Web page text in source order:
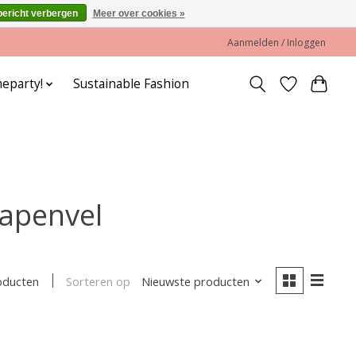
Aanmelden / Inloggen
Sustainable Fashion
Sorteren op Nieuwste producten
verbergen Meer over cookies »